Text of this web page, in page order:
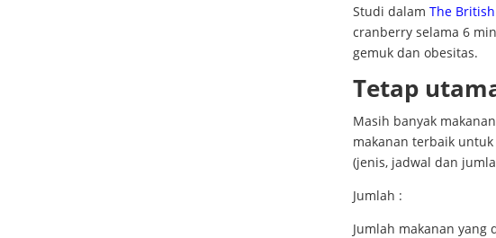
Studi dalam The
cranberry selama 6
gemuk dan obesitas.
Tetap
Masih banyak
makanan terbaik
(jenis, jadwal dan
Jumlah :
Jumlah makanan